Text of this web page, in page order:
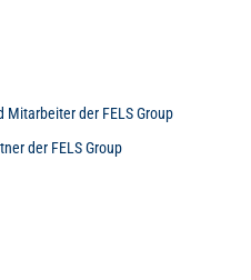
der FELS Group
der FELS Group